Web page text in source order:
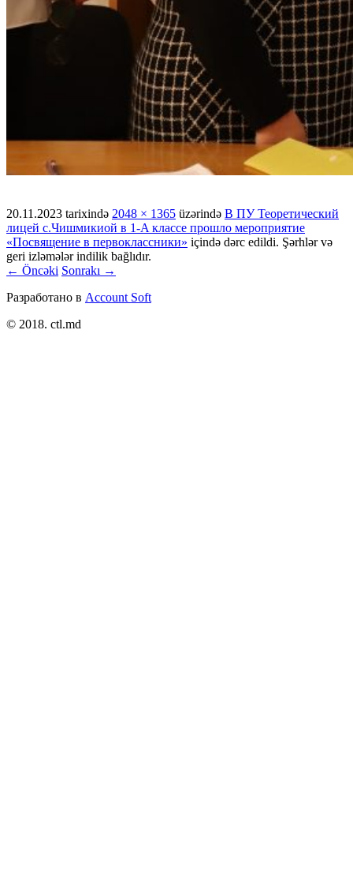
20.11.2023 tarixində 2048 × 1365 üzərində В ПУ Теоретический
лицей с.Чишмикиой в 1-A классе прошло мероприятие
«Посвящение в первоклассники» içində dərc edildi. Şərhlər və
geri izləmələr indilik bağlıdır.
← Öncəki Sonrakı →
Разработано в Account Soft
© 2018. ctl.md